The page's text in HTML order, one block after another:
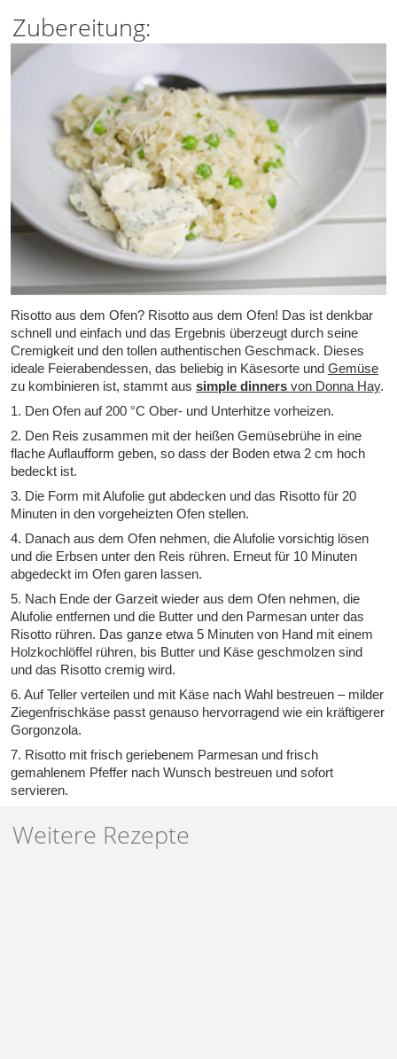
Zubereitung:
Risotto aus dem Ofen? Risotto aus dem Ofen! Das ist denkbar
schnell und einfach und das Ergebnis überzeugt durch seine
Cremigkeit und den tollen authentischen Geschmack. Dieses
ideale Feierabendessen, das beliebig in Käsesorte und Gemüse
zu kombinieren ist, stammt aus simple dinners von Donna Hay.
1. Den Ofen auf 200 °C Ober- und Unterhitze vorheizen.
2. Den Reis zusammen mit der heißen Gemüsebrühe in eine
flache Auflaufform geben, so dass der Boden etwa 2 cm hoch
bedeckt ist.
3. Die Form mit Alufolie gut abdecken und das Risotto für 20
Minuten in den vorgeheizten Ofen stellen.
4. Danach aus dem Ofen nehmen, die Alufolie vorsichtig lösen
und die Erbsen unter den Reis rühren. Erneut für 10 Minuten
abgedeckt im Ofen garen lassen.
5. Nach Ende der Garzeit wieder aus dem Ofen nehmen, die
Alufolie entfernen und die Butter und den Parmesan unter das
Risotto rühren. Das ganze etwa 5 Minuten von Hand mit einem
Holzkochlöffel rühren, bis Butter und Käse geschmolzen sind
und das Risotto cremig wird.
6. Auf Teller verteilen und mit Käse nach Wahl bestreuen – milder
Ziegenfrischkäse passt genauso hervorragend wie ein kräftigerer
Gorgonzola.
7. Risotto mit frisch geriebenem Parmesan und frisch
gemahlenem Pfeffer nach Wunsch bestreuen und sofort
servieren.
Weitere Rezepte